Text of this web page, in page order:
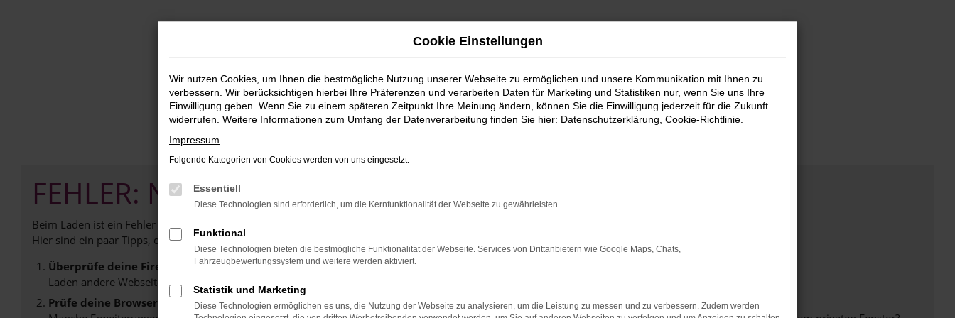
FEHLER: NETWORK ERROR
Beim Laden ist ein Fehler aufgetreten.
Hier sind ein paar Tipps, die dir helfen können:
Überprüfe deine Firewall und deine Internetverbindung.
Laden andere Webseiten, zum Beispiel deine Suchmaschine?
Prüfe deine Browsererweiterungen.
Cookie Einstellungen
Wir nutzen Cookies, um Ihnen die bestmögliche Nutzung unserer Webseite zu ermöglichen und unsere Kommunikation mit Ihnen zu
verbessern. Wir berücksichtigen hierbei Ihre Präferenzen und verarbeiten Daten für Marketing und Statistiken nur, wenn Sie uns Ihre
Einwilligung geben. Wenn Sie zu einem späteren Zeitpunkt Ihre Meinung ändern, können Sie die Einwilligung jederzeit für die Zukunft
widerrufen. Weitere Informationen zum Umfang der Datenverarbeitung finden Sie hier: Datenschutzerklärung Cookie-Richtlinie
Impressum
Folgende Kategorien von Cookies werden von uns eingesetzt:
Essentiell
Diese Technologien sind erforderlich, um die Kernfunktionalität der Webseite zu gewährleisten.
Funktional
Diese Technologien bieten die bestmögliche Funktionalität der Webseite. Services von Drittanbietern wie Google Maps, Chats,
Fahrzeugbewertungssystem und weitere werden aktiviert.
Statistik und Marketing
Diese Technologien ermöglichen es uns, die Nutzung der Webseite zu analysieren, um die Leistung zu messen und zu verbessern. Zudem werden